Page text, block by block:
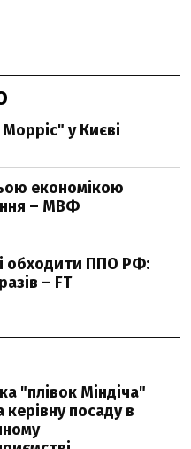
у Києві
економікою
– МВФ
обходити ППО РФ:
– FT
"плівок Міндіча"
посаду в